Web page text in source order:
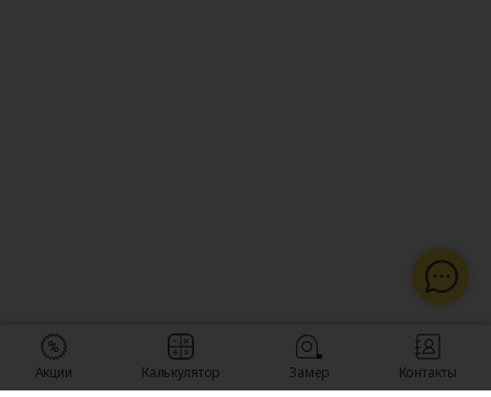
Акции Калькулятор Замер Контакты